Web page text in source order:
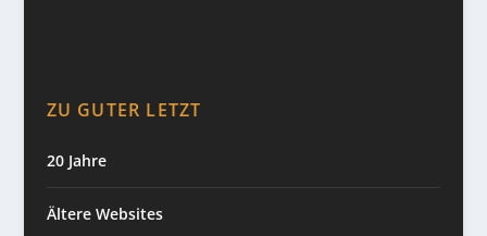
ZU GUTER LETZT
20 Jahre
Ältere Websites